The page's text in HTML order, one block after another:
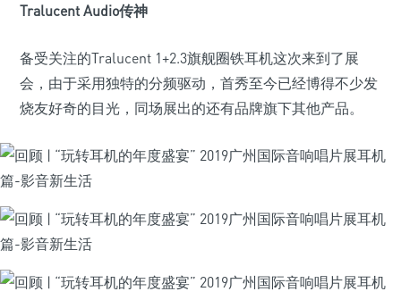
Tralucent Audio传神
备受关注的Tralucent 1+2.3旗舰圈铁耳机这次来到了展
会，由于采用独特的分频驱动，首秀至今已经博得不少发
烧友好奇的目光，同场展出的还有品牌旗下其他产品。